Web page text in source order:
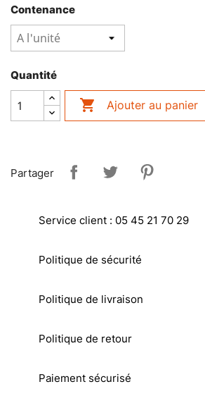
Contenance
Quantité
 Ajouter au panier
Partager
Service client : 05 45 21 70 29
Politique de sécurité
Politique de livraison
Politique de retour
Paiement sécurisé